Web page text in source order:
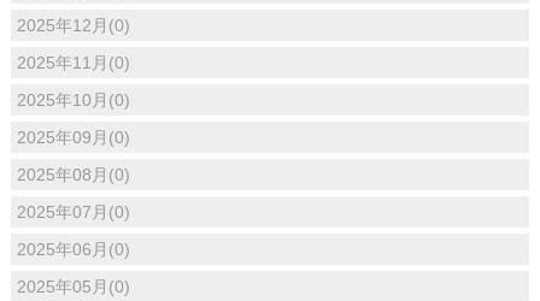
2025年12月(0)
2025年11月(0)
2025年10月(0)
2025年09月(0)
2025年08月(0)
2025年07月(0)
2025年06月(0)
2025年05月(0)